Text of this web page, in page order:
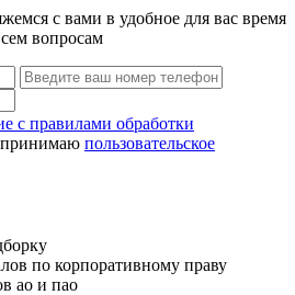
с вами в удобное для вас время
вопросам
с правилами обработки
пользовательское
по корпоративному праву
ао и пао